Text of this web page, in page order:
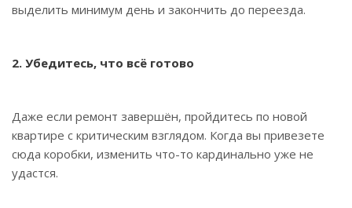
выделить минимум день и закончить до переезда.
2. Убедитесь, что всё готово
Даже если ремонт завершён, пройдитесь по новой
квартире с критическим взглядом. Когда вы привезете
сюда коробки, изменить что-то кардинально уже не
удастся.